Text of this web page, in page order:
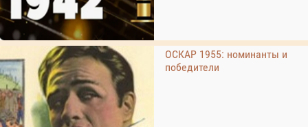
ОСКАР 1955: номинанты и
победители